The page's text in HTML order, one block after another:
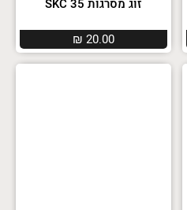
זוג מסרגות SKC 35
₪ 20.00